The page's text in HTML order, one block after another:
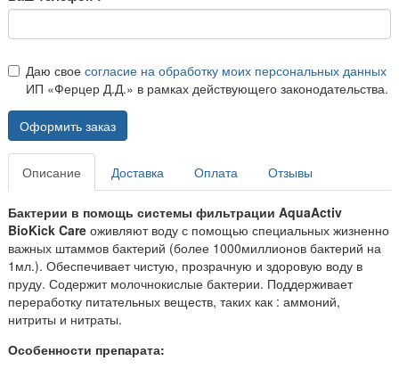
Даю свое согласие на обработку моих персональных данных
ИП «Ферцер Д.Д.» в рамках действующего законодательства.
Оформить заказ
Описание Доставка Оплата Отзывы
Бактерии в помощь системы фильтрации AquaActiv
BioKick Care оживляют воду с помощью специальных жизненно
важных штаммов бактерий (более 1000миллионов бактерий на
1мл.). Обеспечивает чистую, прозрачную и здоровую воду в
пруду. Содержит молочнокислые бактерии. Поддерживает
переработку питательных веществ, таких как : аммоний,
нитриты и нитраты.
Особенности препарата: